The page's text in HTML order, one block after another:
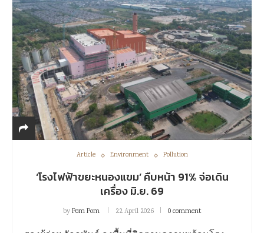
Article Environment Pollution
‘โรงไฟฟ้าขยะหนองแขม’ คืบหน้า 91% จ่อเดิน
เครื่อง มิ.ย. 69
byPom Pom 22 April 2026 0 comment